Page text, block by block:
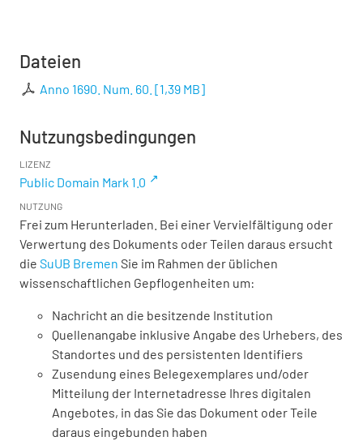
Dateien
Anno 1690. Num. 60. [1,39 MB]
Nutzungsbedingungen
LIZENZ
Public Domain Mark 1.0
NUTZUNG
Frei zum Herunterladen. Bei einer Vervielfältigung oder
Verwertung des Dokuments oder Teilen daraus ersucht
die SuUB Bremen Sie im Rahmen der üblichen
wissenschaftlichen Gepflogenheiten um:
Nachricht an die besitzende Institution
Quellenangabe inklusive Angabe des Urhebers, des
Standortes und des persistenten Identifiers
Zusendung eines Belegexemplares und/oder
Mitteilung der Internetadresse Ihres digitalen
Angebotes, in das Sie das Dokument oder Teile
daraus eingebunden haben